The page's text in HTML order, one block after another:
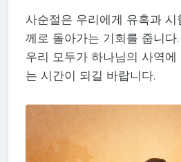
사순절은 우리에게 유혹과 시
께로 돌아가는 기회를 줍니다
우리 모두가 하나님의 사역
는 시간이 되길 바랍니다.